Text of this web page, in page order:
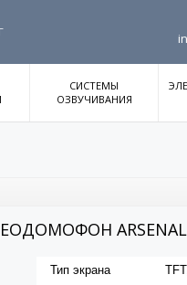
СИСТЕМЫ
ОЗВУЧИВАНИЯ
Тип экрана